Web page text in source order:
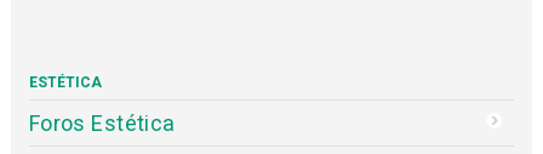
ESTÉTICA
Foros Estética